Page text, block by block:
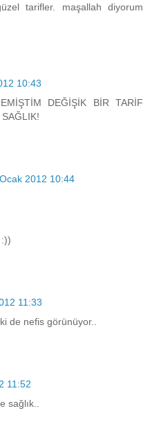
tarifler. maşallah diyorum
10:43
DEĞİŞİK BİR TARİF
2012 10:44
11:33
de nefis görünüyor..
11:52